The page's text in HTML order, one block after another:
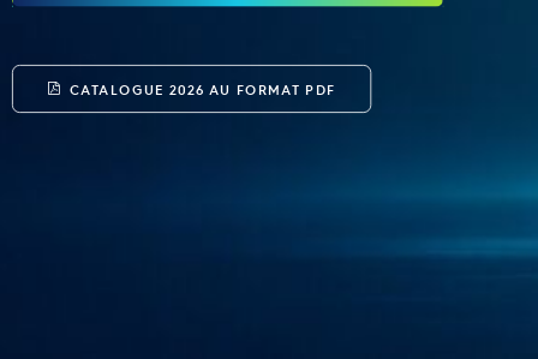
CATALOGUE 2026 AU FORMAT PDF